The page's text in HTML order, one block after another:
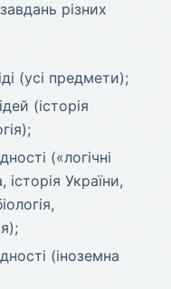
різних
(усі предмети);
(історія
(«логічні
України,
(іноземна